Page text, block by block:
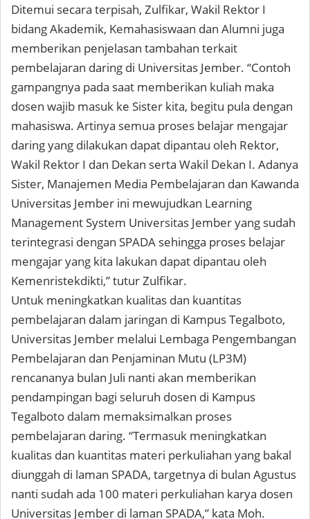
Ditemui secara terpisah, Zulfikar, Wakil Rektor I
bidang Akademik, Kemahasiswaan dan Alumni juga
memberikan penjelasan tambahan terkait
pembelajaran daring di Universitas Jember. “Contoh
gampangnya pada saat memberikan kuliah maka
dosen wajib masuk ke Sister kita, begitu pula dengan
mahasiswa. Artinya semua proses belajar mengajar
daring yang dilakukan dapat dipantau oleh Rektor,
Wakil Rektor I dan Dekan serta Wakil Dekan I. Adanya
Sister, Manajemen Media Pembelajaran dan Kawanda
Universitas Jember ini mewujudkan Learning
Management System Universitas Jember yang sudah
terintegrasi dengan SPADA sehingga proses belajar
mengajar yang kita lakukan dapat dipantau oleh
Kemenristekdikti,” tutur Zulfikar.
Untuk meningkatkan kualitas dan kuantitas
pembelajaran dalam jaringan di Kampus Tegalboto,
Universitas Jember melalui Lembaga Pengembangan
Pembelajaran dan Penjaminan Mutu (LP3M)
rencananya bulan Juli nanti akan memberikan
pendampingan bagi seluruh dosen di Kampus
Tegalboto dalam memaksimalkan proses
pembelajaran daring. “Termasuk meningkatkan
kualitas dan kuantitas materi perkuliahan yang bakal
diunggah di laman SPADA, targetnya di bulan Agustus
nanti sudah ada 100 materi perkuliahan karya dosen
Universitas Jember di laman SPADA,” kata Moh.